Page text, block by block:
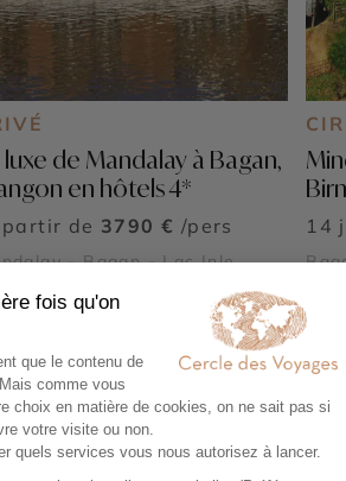
de Mandalay à Bagan,
en hôtels 4*
de 3790 € /pers
- Bagan - Lac Inle
14